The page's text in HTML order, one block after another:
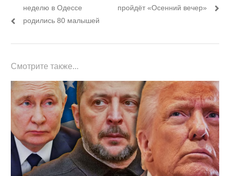
записям
пост:
неделю в Одессе
родились 80 малышей
пост:
пройдёт «Осенний вечер»
Смотрите также...